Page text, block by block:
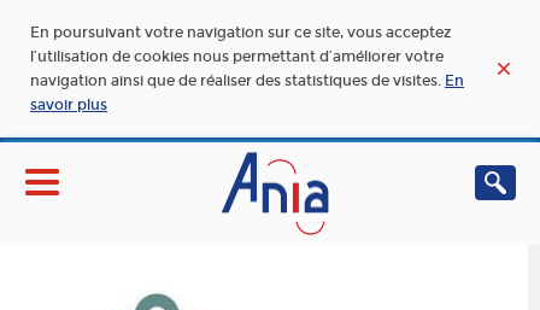
En poursuivant votre navigation sur ce site, vous acceptez
l’utilisation de cookies nous permettant d’améliorer votre
navigation ainsi que de réaliser des statistiques de visites. En
savoir plus